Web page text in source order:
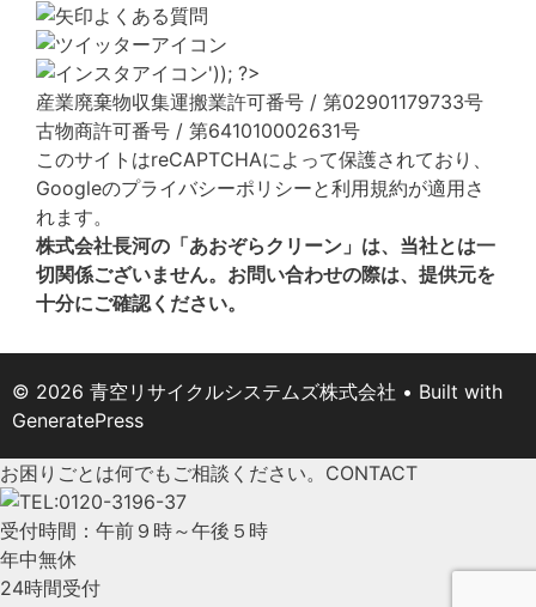
よくある質問
産業廃棄物収集運搬業許可番号 / 第02901179733号
古物商許可番号 / 第641010002631号
このサイトはreCAPTCHAによって保護されており、
Googleのプライバシーポリシーと利用規約が適用さ
れます。
株式会社長河の「あおぞらクリーン」は、当社とは一
切関係ございません。お問い合わせの際は、提供元を
十分にご確認ください。
© 2026 青空リサイクルシステムズ株式会社 • Built with
GeneratePress
お困りごとは何でもご相談ください。 CONTACT
受付時間：午前９時～午後５時
年中無休
24時間受付